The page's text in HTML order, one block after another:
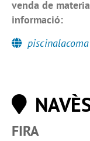
venda de
informació:
FIRA